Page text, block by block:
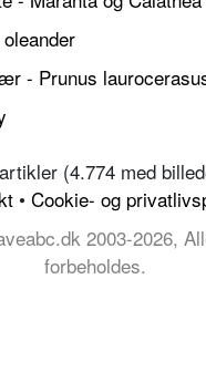
- Prunus
(4.774 med
• Cookie- og
2003-2026,
forbeholdes.